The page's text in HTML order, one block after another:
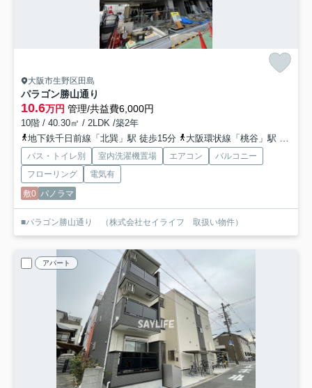
大阪市生野区田島
パラゴン勝山通り
10.6万円 管理/共益費6,000円
10階 / 40.30㎡ / 2LDK /築2年
地下鉄千日前線「北巽」駅 徒歩15分
大阪環状線「桃谷」駅 徒歩22分
バス・トイレ別 室内洗濯機置場 エアコン
バルコニー
フローリング
電気有
敷0 パノラマ
■パラゴン勝山通り （株式会社セイライフ 取扱い物件）
アパート